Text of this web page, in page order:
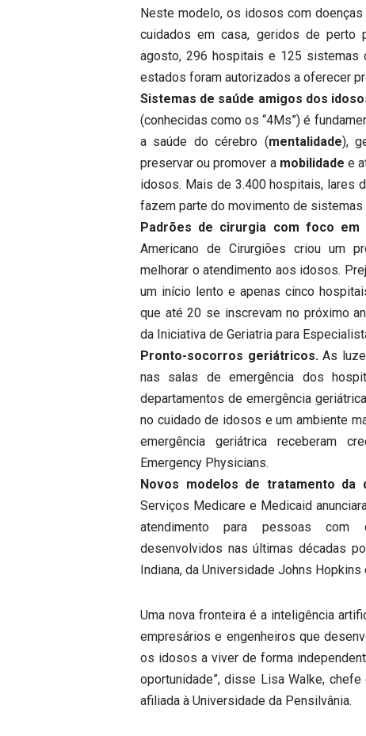
Neste modelo, os idosos com
cuidados em casa, geridos de perto
agosto, 296 hospitais e 125
estados foram autorizados a oferecer
Sistemas de saúde amigos dos
(conhecidas como os “4Ms”) é
a saúde do cérebro (mentalidade),
preservar ou promover a mobilidade e
idosos. Mais de 3.400 hospitais, lares
fazem parte do movimento de
Padrões de cirurgia com foco em
Americano de Cirurgiões criou um
melhorar o atendimento aos idosos.
um início lento e apenas cinco
que até 20 se inscrevam no próximo
da Iniciativa de Geriatria para
Pronto-socorros geriátricos.As
nas salas de emergência dos
departamentos de emergência
no cuidado de idosos e um ambiente
emergência geriátrica receberam
Emergency Physicians.
Novos modelos de tratamento da
Serviços Medicare e Medicaid
atendimento para pessoas com
desenvolvidos nas últimas décadas
Indiana, da Universidade Johns Hopkins
Uma nova fronteira é a inteligência
empresários e engenheiros que
os idosos a viver de forma
oportunidade”, disse Lisa Walke,
afiliada à Universidade da Pensilvânia.